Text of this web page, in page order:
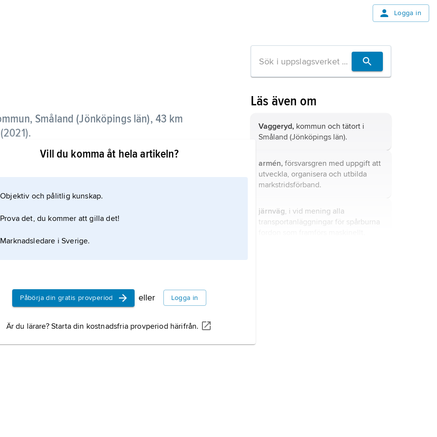
Logga in
Småland (Jönköpings län), 43 km
.
järnvägen Halmstad–Nässjö, är industriort med
Utanför Skillingaryd finns sedan 1800-
Vill du komma åt hela artikeln?
Objektiv och pålitlig kunskap.
Prova det, du kommer att gilla det!
Marknadsledare i Sverige.
Påbörja din gratis provperiod eller Logga in
Är du lärare? Starta din kostnadsfria provperiod härifrån.
Läs även om
Vaggeryd, kommun och tätort i
Småland (Jönköpings län).
armén, försvarsgren med uppgift att
utveckla, organisera och utbilda
markstridsförband.
järnväg, i vid mening alla
transportanläggningar för spårburna